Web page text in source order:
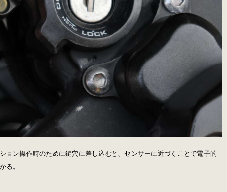
ョン操作時のために鍵穴に差し込むと、センサーに近づくことで電子的
る。